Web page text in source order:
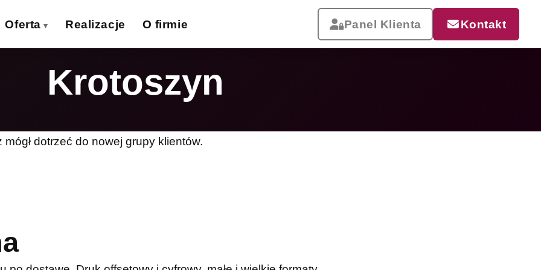
Oferta
Wizytówki
Banery wielkoformat.
wielkoformat. › Naklejki ›
Zobacz całą ofertę
Realizacje O firmie Panel Klienta Kontakt
Krotoszyn
mógł dotrzeć do nowej grupy klientów.